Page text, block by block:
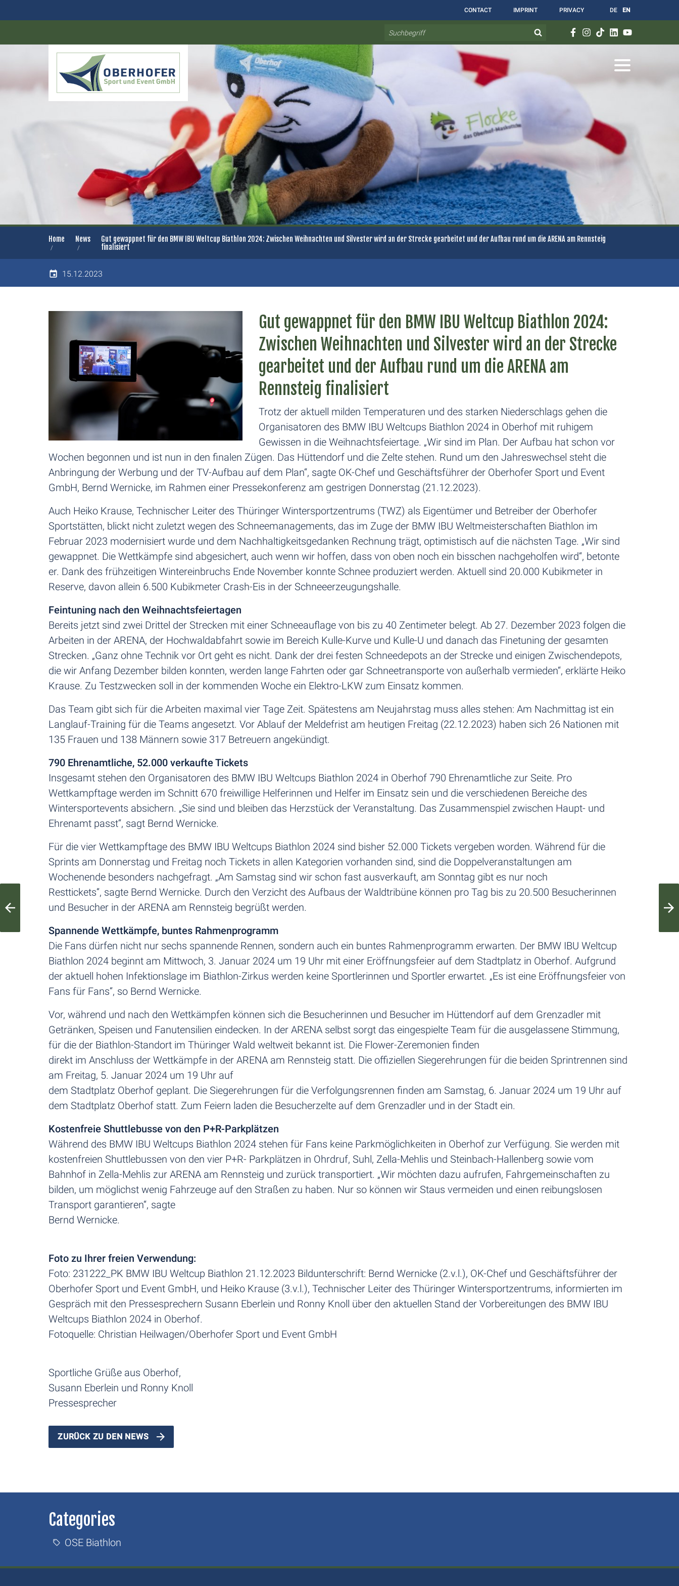
CONTACT IMPRINT PRIVACY DE EN
Home News
Gut gewappnet für den BMW IBU Weltcup Biathlon 2024: Zwischen Weihnachten und Silvester wird an der Strecke gearbeitet und der Aufbau rund um die ARENA am Rennsteig
finalisiert
15.12.2023
Gut gewappnet für den BMW IBU Weltcup Biathlon 2024:
Zwischen Weihnachten und Silvester wird an der Strecke
gearbeitet und der Aufbau rund um die ARENA am
Rennsteig finalisiert
Trotz der aktuell milden Temperaturen und des starken Niederschlags gehen die
Organisatoren des BMW IBU Weltcups Biathlon 2024 in Oberhof mit ruhigem
Gewissen in die Weihnachtsfeiertage. „Wir sind im Plan. Der Aufbau hat schon vor
Wochen begonnen und ist nun in den finalen Zügen. Das Hüttendorf und die Zelte stehen. Rund um den Jahreswechsel steht die
Anbringung der Werbung und der TV-Aufbau auf dem Plan“, sagte OK-Chef und Geschäftsführer der Oberhofer Sport und Event
GmbH, Bernd Wernicke, im Rahmen einer Pressekonferenz am gestrigen Donnerstag (21.12.2023).
Auch Heiko Krause, Technischer Leiter des Thüringer Wintersportzentrums (TWZ) als Eigentümer und Betreiber der Oberhofer
Sportstätten, blickt nicht zuletzt wegen des Schneemanagements, das im Zuge der BMW IBU Weltmeisterschaften Biathlon im
Februar 2023 modernisiert wurde und dem Nachhaltigkeitsgedanken Rechnung trägt, optimistisch auf die nächsten Tage. „Wir sind
gewappnet. Die Wettkämpfe sind abgesichert, auch wenn wir hoffen, dass von oben noch ein bisschen nachgeholfen wird“, betonte
er. Dank des frühzeitigen Wintereinbruchs Ende November konnte Schnee produziert werden. Aktuell sind 20.000 Kubikmeter in
Reserve, davon allein 6.500 Kubikmeter Crash-Eis in der Schneeerzeugungshalle.
Feintuning nach den Weihnachtsfeiertagen
Bereits jetzt sind zwei Drittel der Strecken mit einer Schneeauflage von bis zu 40 Zentimeter belegt. Ab 27. Dezember 2023 folgen die
Arbeiten in der ARENA, der Hochwaldabfahrt sowie im Bereich Kulle-Kurve und Kulle-U und danach das Finetuning der gesamten
Strecken. „Ganz ohne Technik vor Ort geht es nicht. Dank der drei festen Schneedepots an der Strecke und einigen Zwischendepots,
die wir Anfang Dezember bilden konnten, werden lange Fahrten oder gar Schneetransporte von außerhalb vermieden“, erklärte Heiko
Krause. Zu Testzwecken soll in der kommenden Woche ein Elektro-LKW zum Einsatz kommen.
Das Team gibt sich für die Arbeiten maximal vier Tage Zeit. Spätestens am Neujahrstag muss alles stehen: Am Nachmittag ist ein
Langlauf-Training für die Teams angesetzt. Vor Ablauf der Meldefrist am heutigen Freitag (22.12.2023) haben sich 26 Nationen mit
135 Frauen und 138 Männern sowie 317 Betreuern angekündigt.
790 Ehrenamtliche, 52.000 verkaufte Tickets
Insgesamt stehen den Organisatoren des BMW IBU Weltcups Biathlon 2024 in Oberhof 790 Ehrenamtliche zur Seite. Pro
Wettkampftage werden im Schnitt 670 freiwillige Helferinnen und Helfer im Einsatz sein und die verschiedenen Bereiche des
Wintersportevents absichern. „Sie sind und bleiben das Herzstück der Veranstaltung. Das Zusammenspiel zwischen Haupt- und
Ehrenamt passt“, sagt Bernd Wernicke.
Für die vier Wettkampftage des BMW IBU Weltcups Biathlon 2024 sind bisher 52.000 Tickets vergeben worden. Während für die
Sprints am Donnerstag und Freitag noch Tickets in allen Kategorien vorhanden sind, sind die Doppelveranstaltungen am
Wochenende besonders nachgefragt. „Am Samstag sind wir schon fast ausverkauft, am Sonntag gibt es nur noch
Resttickets“, sagte Bernd Wernicke. Durch den Verzicht des Aufbaus der Waldtribüne können pro Tag bis zu 20.500 Besucherinnen
und Besucher in der ARENA am Rennsteig begrüßt werden.
Spannende Wettkämpfe, buntes Rahmenprogramm
Die Fans dürfen nicht nur sechs spannende Rennen, sondern auch ein buntes Rahmenprogramm erwarten. Der BMW IBU Weltcup
Biathlon 2024 beginnt am Mittwoch, 3. Januar 2024 um 19 Uhr mit einer Eröffnungsfeier auf dem Stadtplatz in Oberhof. Aufgrund
der aktuell hohen Infektionslage im Biathlon-Zirkus werden keine Sportlerinnen und Sportler erwartet. „Es ist eine Eröffnungsfeier von
Fans für Fans“, so Bernd Wernicke.
Vor, während und nach den Wettkämpfen können sich die Besucherinnen und Besucher im Hüttendorf auf dem Grenzadler mit
Getränken, Speisen und Fanutensilien eindecken. In der ARENA selbst sorgt das eingespielte Team für die ausgelassene Stimmung,
für die der Biathlon-Standort im Thüringer Wald weltweit bekannt ist. Die Flower-Zeremonien finden
direkt im Anschluss der Wettkämpfe in der ARENA am Rennsteig statt. Die offiziellen Siegerehrungen für die beiden Sprintrennen sind
am Freitag, 5. Januar 2024 um 19 Uhr auf
dem Stadtplatz Oberhof geplant. Die Siegerehrungen für die Verfolgungsrennen finden am Samstag, 6. Januar 2024 um 19 Uhr auf
dem Stadtplatz Oberhof statt. Zum Feiern laden die Besucherzelte auf dem Grenzadler und in der Stadt ein.
Kostenfreie Shuttlebusse von den P+R-Parkplätzen
Während des BMW IBU Weltcups Biathlon 2024 stehen für Fans keine Parkmöglichkeiten in Oberhof zur Verfügung. Sie werden mit
kostenfreien Shuttlebussen von den vier P+R- Parkplätzen in Ohrdruf, Suhl, Zella-Mehlis und Steinbach-Hallenberg sowie vom
Bahnhof in Zella-Mehlis zur ARENA am Rennsteig und zurück transportiert. „Wir möchten dazu aufrufen, Fahrgemeinschaften zu
bilden, um möglichst wenig Fahrzeuge auf den Straßen zu haben. Nur so können wir Staus vermeiden und einen reibungslosen
Transport garantieren“, sagte
Bernd Wernicke.
Foto zu Ihrer freien Verwendung:
Foto: 231222_PK BMW IBU Weltcup Biathlon 21.12.2023 Bildunterschrift: Bernd Wernicke (2.v.l.), OK-Chef und Geschäftsführer der
Oberhofer Sport und Event GmbH, und Heiko Krause (3.v.l.), Technischer Leiter des Thüringer Wintersportzentrums, informierten im
Gespräch mit den Pressesprechern Susann Eberlein und Ronny Knoll über den aktuellen Stand der Vorbereitungen des BMW IBU
Weltcups Biathlon 2024 in Oberhof.
Fotoquelle: Christian Heilwagen/Oberhofer Sport und Event GmbH
Sportliche Grüße aus Oberhof,
Susann Eberlein und Ronny Knoll
Pressesprecher
ZURÜCK ZU DEN NEWS
Categories
OSE Biathlon